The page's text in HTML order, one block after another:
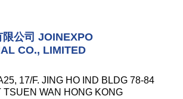
公司 JOINEXPO
CO., LIMITED
17/F. JING HO IND BLDG 78-84
TSUEN WAN HONG KONG